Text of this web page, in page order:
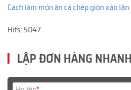
Cách làm món ăn cá chép giòn xào lăn
Hits: 5047
LẬP ĐƠN HÀNG NHANH